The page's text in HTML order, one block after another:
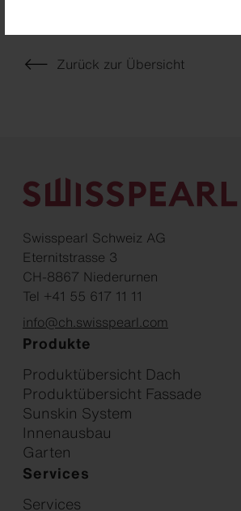
Zurück zur Übersicht
Swisspearl Schweiz AG
Eternitstrasse 3
CH-8867 Niederurnen
Tel +41 55 617 11 11
info@ch.swisspearl.com
Produkte
Produktübersicht Dach
Produktübersicht Fassade
Sunskin System
Innenausbau
Garten
Services
Services